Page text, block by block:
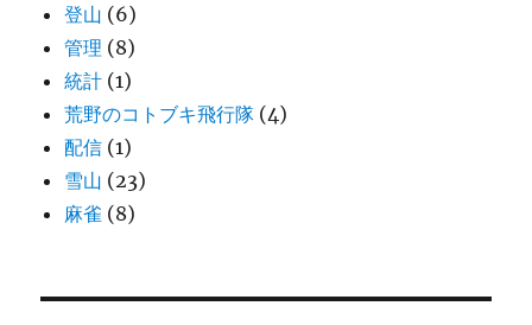
登山 (6)
管理 (8)
統計 (1)
荒野のコトブキ飛行隊 (4)
配信 (1)
雪山 (23)
麻雀 (8)